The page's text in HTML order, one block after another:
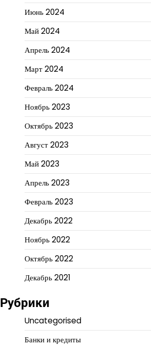
Июнь 2024
Май 2024
Апрель 2024
Март 2024
Февраль 2024
Ноябрь 2023
Октябрь 2023
Август 2023
Май 2023
Апрель 2023
Февраль 2023
Декабрь 2022
Ноябрь 2022
Октябрь 2022
Декабрь 2021
Рубрики
Uncategorised
Банки и кредиты